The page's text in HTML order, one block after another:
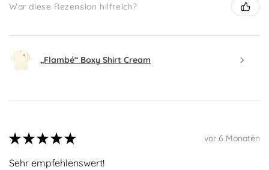
War diese Rezension hilfreich?
„Flambé“ Boxy Shirt Cream
★ ★ ★ ★ ★ vor 6 Monaten
Sehr empfehlenswert!